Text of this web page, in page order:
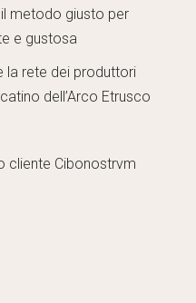
metodo giusto per
e gustosa
la rete dei produttori
dell’Arco Etrusco
cliente Cibonostrvm